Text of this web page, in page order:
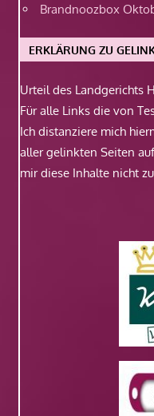
Brandnoozbox
ERKLÄRUNG ZU
Urteil des Landgerichts
Für alle Links die von
Ich distanziere mich
aller gelinkten Seiten
mir diese Inhalte nicht